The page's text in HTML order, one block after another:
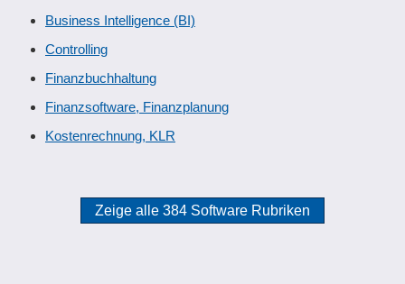
Business Intelligence (BI)
Controlling
Finanzbuchhaltung
Finanzsoftware, Finanzplanung
Kostenrechnung, KLR
Zeige alle 384 Software Rubriken